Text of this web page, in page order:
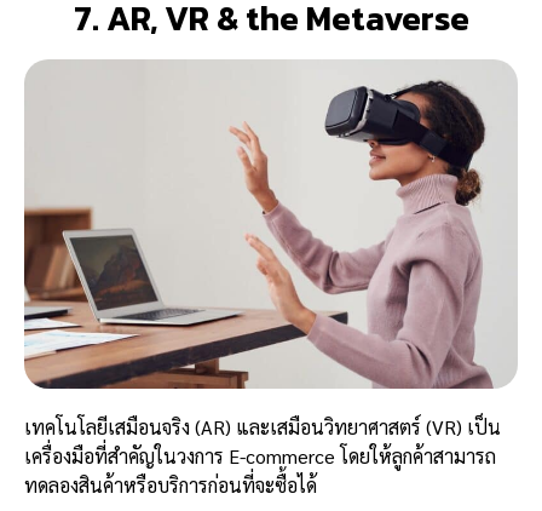
7. AR, VR & the Metaverse
เทคโนโลยีเสมือนจริง (AR) และเสมือนวิทยาศาสตร์ (VR) เป็น
เครื่องมือที่สำคัญในวงการ E-commerce โดยให้ลูกค้าสามารถ
ทดลองสินค้าหรือบริการก่อนที่จะซื้อได้